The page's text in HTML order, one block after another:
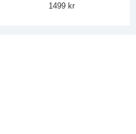
1499 kr